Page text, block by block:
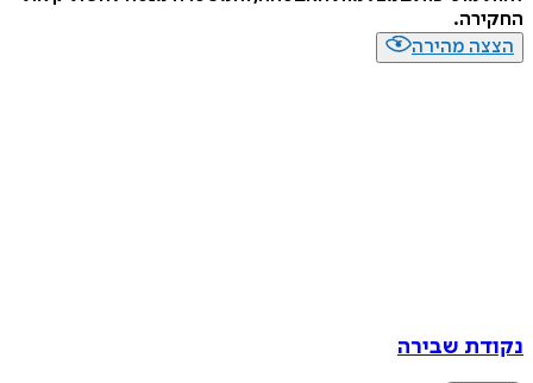
החקירה.
הצצה מהירה
נקודת שבירה